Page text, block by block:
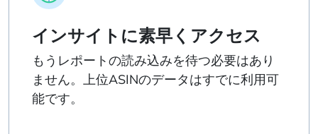
インサイトに素早くアクセス
もうレポートの読み込みを待つ必要はあり
ません。上位ASINのデータはすでに利用可
能です。